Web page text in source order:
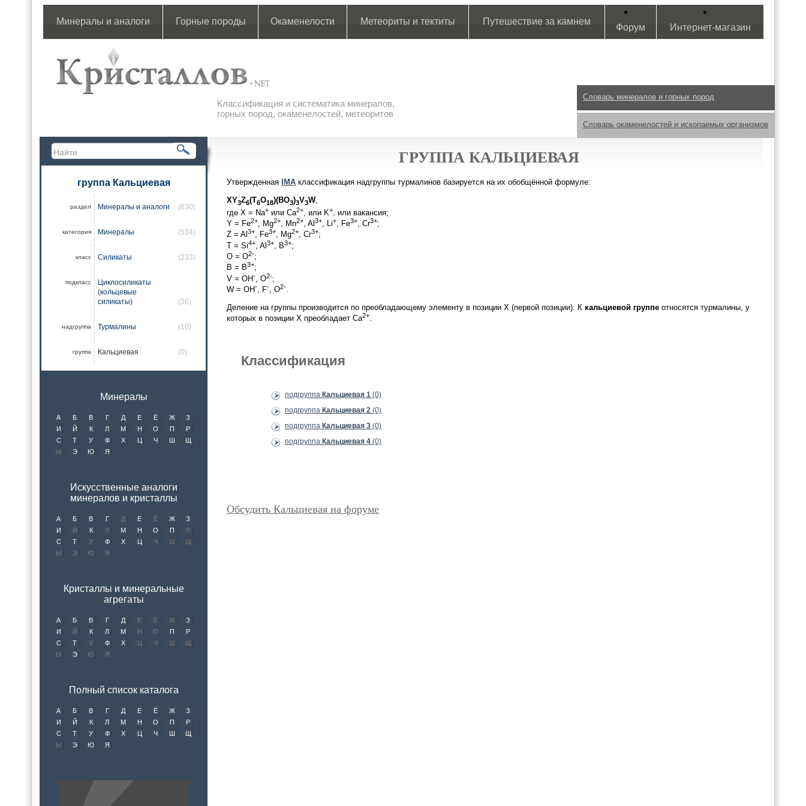
Минералы и аналоги Горные породы Окаменелости Метеориты и тектиты Путешествие за камнем
Форум Интернет-магазин
Классификация и систематика минералов,
горных пород, окаменелостей, метеоритов
Словарь минералов и горных пород
Словарь окаменелостей и ископаемых организмов
группа Кальциевая
раздел Минералы и аналоги (630)
категория Минералы (534)
класс Силикаты (233)
подкласс
Циклосиликаты
(кольцевые
силикаты)
(36)
надгруппа Турмалины (10)
группа Кальциевая (0)
Минералы
А Б В Г Д Е Ё Ж
З
И
Й К Л М Н О П
Р
С
Т У Ф Х Ц Ч Ш
Щ
Ы
Э Ю Я
Искусственные аналоги
минералов и кристаллы
А Б В Г Д Е Ё Ж
З
И
Й К Л М Н О П
Р
С
Т У Ф Х Ц Ч Ш
Щ
Ы
Э Ю Я
Кристаллы и минеральные
агрегаты
А Б В Г Д Е Ё Ж
З
И
Й К Л М Н О П
Р
С
Т У Ф Х Ц Ч Ш
Щ
Ы
Э Ю Я
Полный список каталога
А Б В Г Д Е Ё Ж
З
И
Й К Л М Н О П
Р
С
Т У Ф Х Ц Ч Ш
Щ
Ы
Э Ю Я
ГРУППА КАЛЬЦИЕВАЯ
Утвержденная IMA классификация надгруппы турмалинов базируется на их обобщённой формуле:
XY3Z6(T6O18)(BO3)3V3W,
где X = Na+ или Ca2+ , или K+
, или вакансия;
Y = Fe2+, Mg2+, Mn2+, Al 3+, Li+, Fe3+, Cr3+;
Z = Al 3+, Fe3+, Mg2+, Cr3+;
T = Si4+ , Al 3+ , B3+;
О = О2-;
B = B3+;
V = OH- , O2-;
W = OH-, F-, O2-.
Деление на группы производится по преобладающему элементу в позиции Х (первой позиции). К кальциевой группе относятся турмалины, у
которых в позиции X преобладает Сa2+.
Классификация
подгруппа Кальциевая 1 (0)
подгруппа Кальциевая 2 (0)
подгруппа Кальциевая 3 (0)
подгруппа Кальциевая 4 (0)
Обсудить Кальциевая на форуме